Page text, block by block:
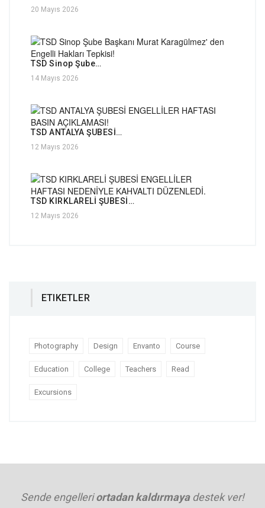
20 Mayıs 2026
TSD Sinop Şube…
14 Mayıs 2026
TSD ANTALYA ŞUBESİ…
12 Mayıs 2026
TSD KIRKLARELİ ŞUBESİ…
12 Mayıs 2026
ETIKETLER
Photography Design Envanto Course
Education College Teachers Read
Excursions
Sende engelleriortadan kaldırmayadestek ver!